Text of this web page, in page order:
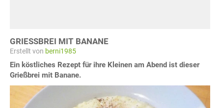
GRIESSBREI MIT BANANE
Erstellt von berni1985
Ein köstliches Rezept für ihre Kleinen am Abend ist dieser
Grießbrei mit Banane.